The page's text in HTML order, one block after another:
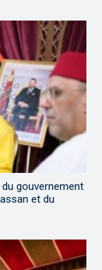
gouvernement
et du